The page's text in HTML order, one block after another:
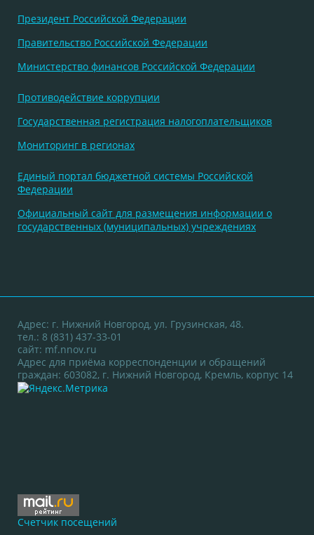
Президент Российской Федерации
Правительство Российской Федерации
Министерство финансов Российской Федерации
Противодействие коррупции
Государственная регистрация налогоплательщиков
Мониторинг в регионах
Единый портал бюджетной системы Российской
Федерации
Официальный сайт для размещения информации о
государственных (муниципальных) учреждениях
Адрес: г. Нижний Новгород, ул. Грузинская, 48.
тел.: 8 (831) 437-33-01
сайт: mf.nnov.ru
Адрес для приёма корреспонденции и обращений
граждан: 603082, г. Нижний Новгород, Кремль, корпус 14
Счетчик посещений